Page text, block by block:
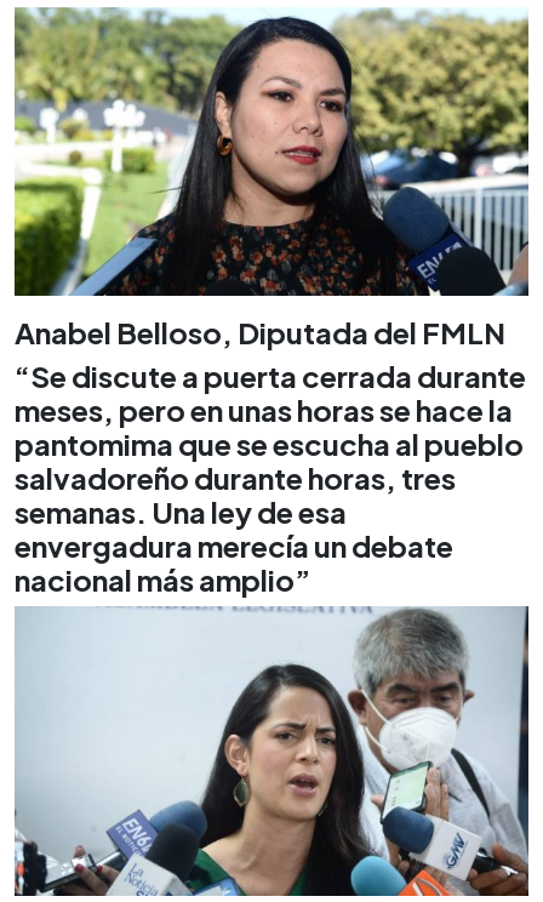
Anabel Belloso, Diputada del FMLN
“Se discute a puerta cerrada durante
meses, pero en unas horas se hace la
pantomima que se escucha al pueblo
salvadoreño durante horas, tres
semanas. Una ley de esa
envergadura merecía un debate
nacional más amplio”